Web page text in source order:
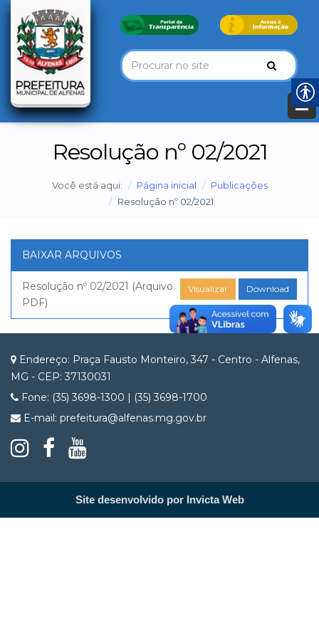
Resolução nº 02/2021
Você está aqui: Página inicial
Publicações
Resolução nº 02/2021
BAIXAR ARQUIVOS
Visualizar Download
Resolução nº 02/2021 (Arquivo
PDF)
Endereço: Praça Fausto Monteiro, 347 - Centro - Alfenas,
MG - CEP: 37130031
Fone: (35) 3698-1300 | (35) 3698-1700
E-mail: prefeitura@alfenas.mg.gov.br
Site desenvolvido por Invicta Web